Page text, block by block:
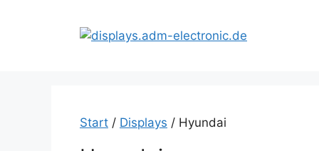
Start / Displays / Hyundai